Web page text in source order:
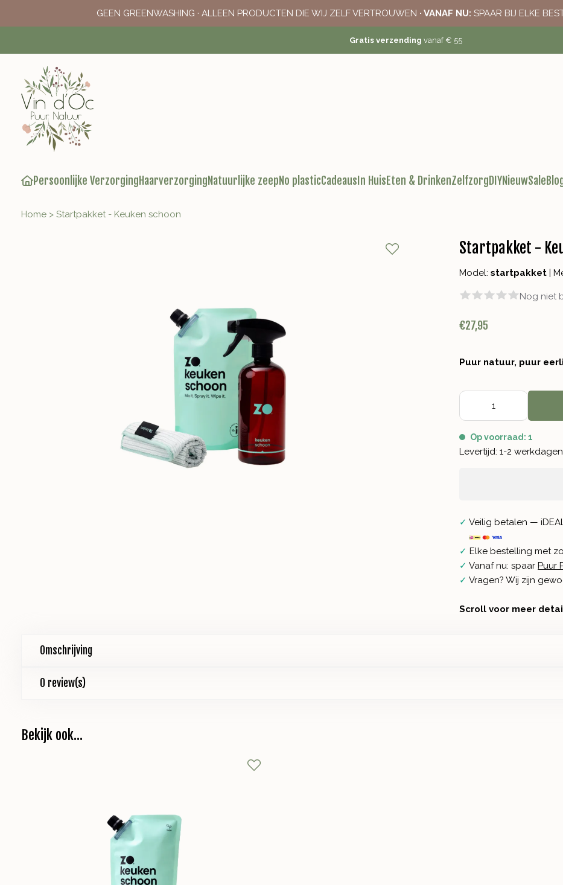
GEEN GREENWASHING · ALLEEN PRODUCTEN DIE WIJ ZELF VERTROUWEN · VANAF NU: SPAAR BIJ ELKE
Gratis verzending vanaf € 55
Persoonlijke VerzorgingHaarverzorgingNatuurlijke zeepNo plasticCadeaus In HuisEten & DrinkenZelfzorgDIYNieuwSale
Home > Startpakket - Keuken schoon
Startpakket -
Model:startpakket
Nog niet
€27,95
Puur natuur, puur
Op voorraad: 1
Levertijd: 1-2 werkdagen
✓ Veilig betalen —
✓ Elke bestelling met
✓ Vanaf nu: spaar Puur
✓ Vragen? Wij zijn
Scroll voor meer
Omschrijving
0 review(s)
Bekijk ook...